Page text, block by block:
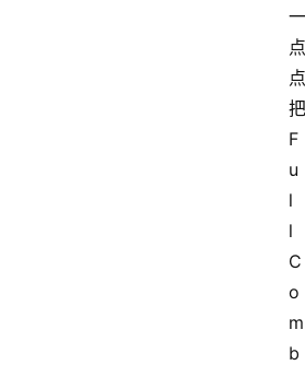
一
点
点
把
F
u
l
l
C
o
m
b